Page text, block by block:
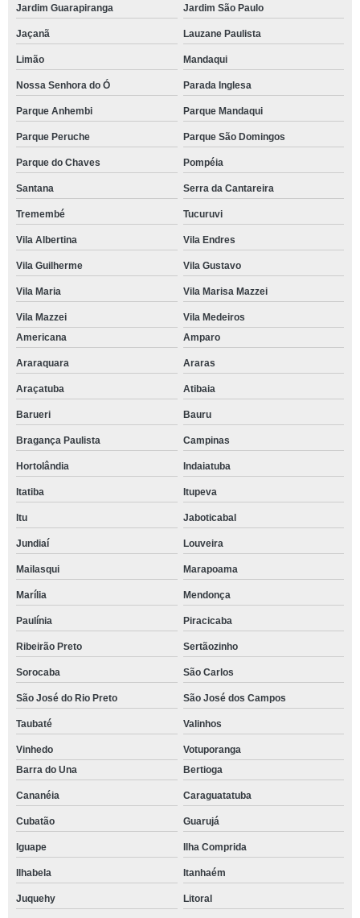
Jardim Guarapiranga Jardim São Paulo
Jaçanã Lauzane Paulista
Limão Mandaqui
Nossa Senhora do Ó Parada Inglesa
Parque Anhembi Parque Mandaqui
Parque Peruche Parque São Domingos
Parque do Chaves Pompéia
Santana Serra da Cantareira
Tremembé Tucuruvi
Vila Albertina Vila Endres
Vila Guilherme Vila Gustavo
Vila Maria Vila Marisa Mazzei
Vila Mazzei
Vila Medeiros
Americana
Amparo
Araraquara Araras
Araçatuba Atibaia
Barueri Bauru
Bragança Paulista Campinas
Hortolândia Indaiatuba
Itatiba Itupeva
Itu Jaboticabal
Jundiaí Louveira
Mailasqui Marapoama
Marília Mendonça
Paulínia Piracicaba
Ribeirão Preto Sertãozinho
Sorocaba São Carlos
São José do Rio Preto São José dos Campos
Taubaté Valinhos
Vinhedo
Votuporanga
Barra do Una
Bertioga
Cananéia Caraguatatuba
Cubatão Guarujá
Iguape Ilha Comprida
Ilhabela Itanhaém
Juquehy Litoral